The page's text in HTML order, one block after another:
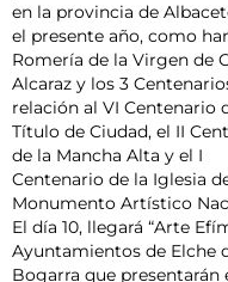
en la provincia de
el presente año, como
Romería de la Virgen de
Alcaraz y los 3
relación al VI Centenario
Título de Ciudad, el II
de la Mancha Alta y el I
Centenario de la Iglesia
Monumento Artístico
El día 10, llegará “Arte
Ayuntamientos de Elche
Bogarra que